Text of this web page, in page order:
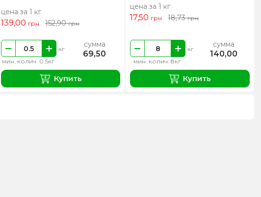
цена за 1 кг
139,00 грн 152,90грн
мин. колич. 0.5кг
кг сумма
69,50
Купить
цена за 1 кг
17,50 грн 18,73грн
мин. колич. 8кг
кг сумма
140,00
Купить